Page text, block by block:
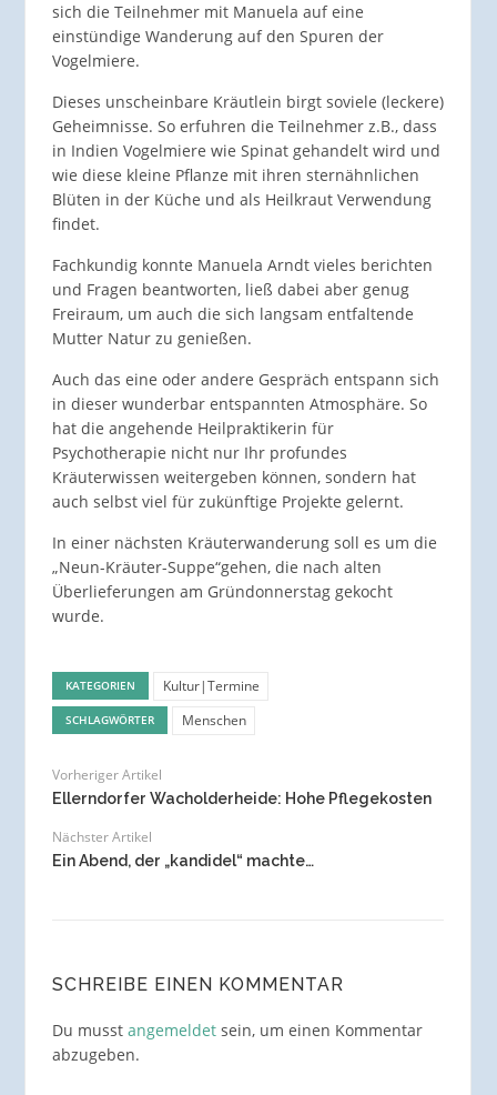
sich die Teilnehmer mit Manuela auf eine
einstündige Wanderung auf den Spuren der
Vogelmiere.
Dieses unscheinbare Kräutlein birgt soviele (leckere)
Geheimnisse. So erfuhren die Teilnehmer z.B., dass
in Indien Vogelmiere wie Spinat gehandelt wird und
wie diese kleine Pflanze mit ihren sternähnlichen
Blüten in der Küche und als Heilkraut Verwendung
findet.
Fachkundig konnte Manuela Arndt vieles berichten
und Fragen beantworten, ließ dabei aber genug
Freiraum, um auch die sich langsam entfaltende
Mutter Natur zu genießen.
Auch das eine oder andere Gespräch entspann sich
in dieser wunderbar entspannten Atmosphäre. So
hat die angehende Heilpraktikerin für
Psychotherapie nicht nur Ihr profundes
Kräuterwissen weitergeben können, sondern hat
auch selbst viel für zukünftige Projekte gelernt.
In einer nächsten Kräuterwanderung soll es um die
„Neun-Kräuter-Suppe“gehen, die nach alten
Überlieferungen am Gründonnerstag gekocht
wurde.
KATEGORIEN Kultur|Termine
SCHLAGWÖRTER Menschen
Vorheriger Artikel
Ellerndorfer Wacholderheide: Hohe Pflegekosten
Nächster Artikel
Ein Abend, der „kandidel“ machte…
SCHREIBE EINEN KOMMENTAR
Du musst angemeldetsein, um einen Kommentar
abzugeben.